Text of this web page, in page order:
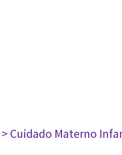
> Cuidado Materno